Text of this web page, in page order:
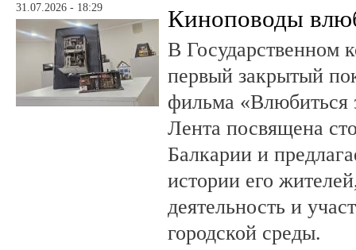
31.07.2026 - 18:29 Киноповоды
В Государственном
первый закрытый
фильма «Влюбиться
Лента посвящена
Балкарии и
истории его
деятельность и
городской среды.